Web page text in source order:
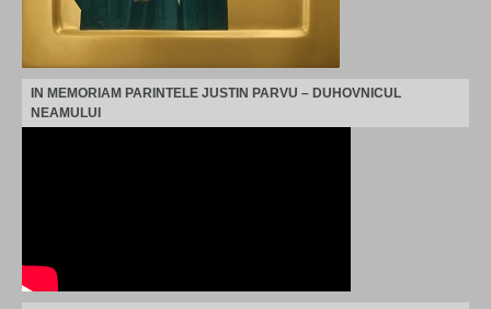
IN MEMORIAM PARINTELE JUSTIN PARVU – DUHOVNICUL
NEAMULUI